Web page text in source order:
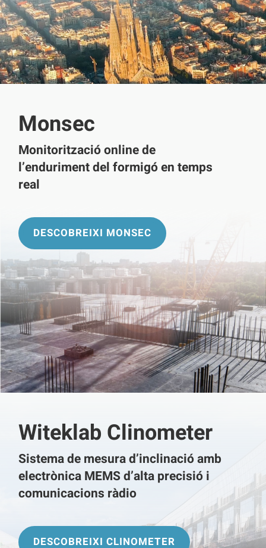
Monsec
Monitorització online de
l’enduriment del formigó en temps
real
DESCOBREIXI MONSEC
Witeklab Clinometer
Sistema de mesura d’inclinació amb
electrònica MEMS d’alta precisió i
comunicacions ràdio
DESCOBREIXI CLINOMETER